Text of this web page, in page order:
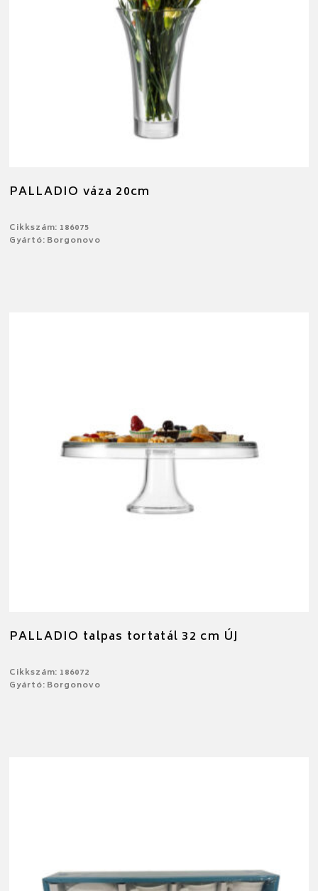
PALLADIO váza 20cm
Cikkszám: 186075
Gyártó: Borgonovo
PALLADIO talpas tortatál 32 cm ÚJ
Cikkszám: 186072
Gyártó: Borgonovo